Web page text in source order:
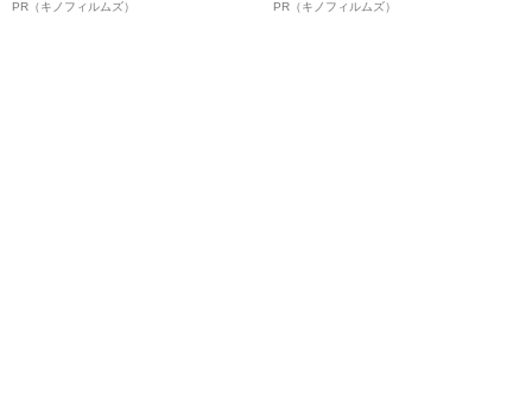
ボ》
PR（キノフィルムズ）
ルインタビュー“観客を魅了した
PR（キノフィルムズ）